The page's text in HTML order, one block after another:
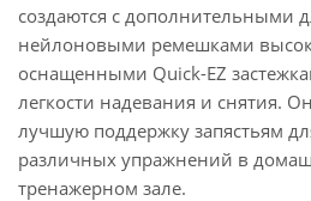
создаются с дополнительными
нейлоновыми ремешками
оснащенными Quick-EZ
легкости надевания и снятия.
лучшую поддержку запястьям
различных упражнений в
тренажерном зале.